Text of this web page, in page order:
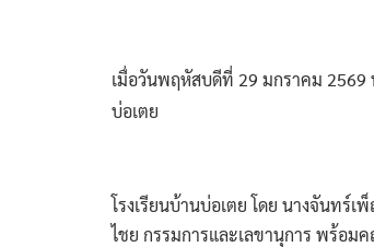
เมื่อวันพฤหัสบดีที่ 29 มกราคม 2569
บ่อเตย
โรงเรียนบ้านบ่อเตย โดย นางจันทร์
ไชย กรรมการและเลขานุการ พร้อม